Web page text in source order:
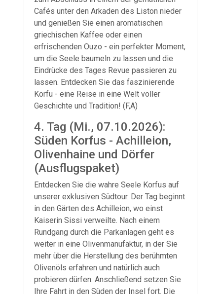
Cafés unter den Arkaden des Liston nieder
und genießen Sie einen aromatischen
griechischen Kaffee oder einen
erfrischenden Ouzo - ein perfekter Moment,
um die Seele baumeln zu lassen und die
Eindrücke des Tages Revue passieren zu
lassen. Entdecken Sie das faszinierende
Korfu - eine Reise in eine Welt voller
Geschichte und Tradition! (F,A)
4. Tag (Mi., 07.10.2026):
Süden Korfus - Achilleion,
Olivenhaine und Dörfer
(Ausflugspaket)
Entdecken Sie die wahre Seele Korfus auf
unserer exklusiven Südtour. Der Tag beginnt
in den Gärten des Achilleion, wo einst
Kaiserin Sissi verweilte. Nach einem
Rundgang durch die Parkanlagen geht es
weiter in eine Olivenmanufaktur, in der Sie
mehr über die Herstellung des berühmten
Olivenöls erfahren und natürlich auch
probieren dürfen. Anschließend setzen Sie
Ihre Fahrt in den Süden der Insel fort. Die